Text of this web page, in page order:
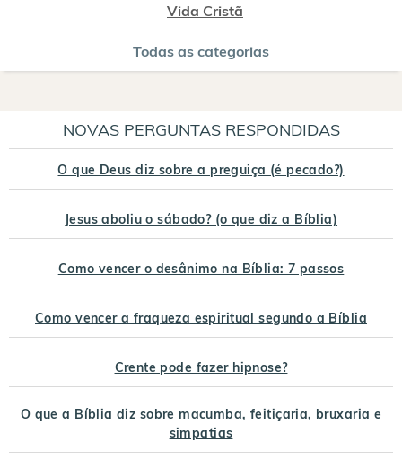
Vida Cristã
Todas as categorias
NOVAS PERGUNTAS RESPONDIDAS
O que Deus diz sobre a preguiça (é pecado?)
Jesus aboliu o sábado? (o que diz a Bíblia)
Como vencer o desânimo na Bíblia: 7 passos
Como vencer a fraqueza espiritual segundo a Bíblia
Crente pode fazer hipnose?
O que a Bíblia diz sobre macumba, feitiçaria, bruxaria e
simpatias